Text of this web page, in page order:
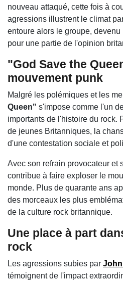
nouveau attaqué, cette fois à
agressions illustrent le climat
entoure alors le groupe,
pour une partie de l'opinion
"God Save the
mouvement punk
Malgré les polémiques et les
Queen" s'impose comme l'un
importants de l'histoire du rock.
de jeunes Britanniques, la
d'une contestation sociale et
Avec son refrain provocateur et
contribue à faire exploser le
monde. Plus de quarante ans
des morceaux les plus
de la culture rock britannique.
Une place à part
rock
Les agressions subies par
témoignent de l'impact